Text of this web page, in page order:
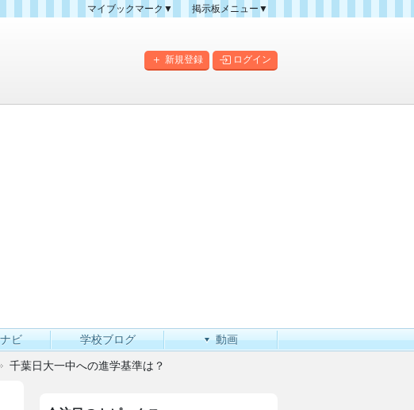
マイブックマーク▼
掲示板メニュー▼
掲示板マップ
新規登録 ログイン
ビ 学校ブログ 動画
千葉日大一中への進学基準は？